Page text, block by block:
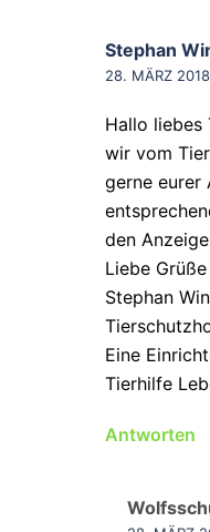
Stephan
28. MÄRZ
Hallo liebes
wir vom
gerne eurer
den
Liebe Grüße
Stephan
Eine
Tierhilfe
Antworten